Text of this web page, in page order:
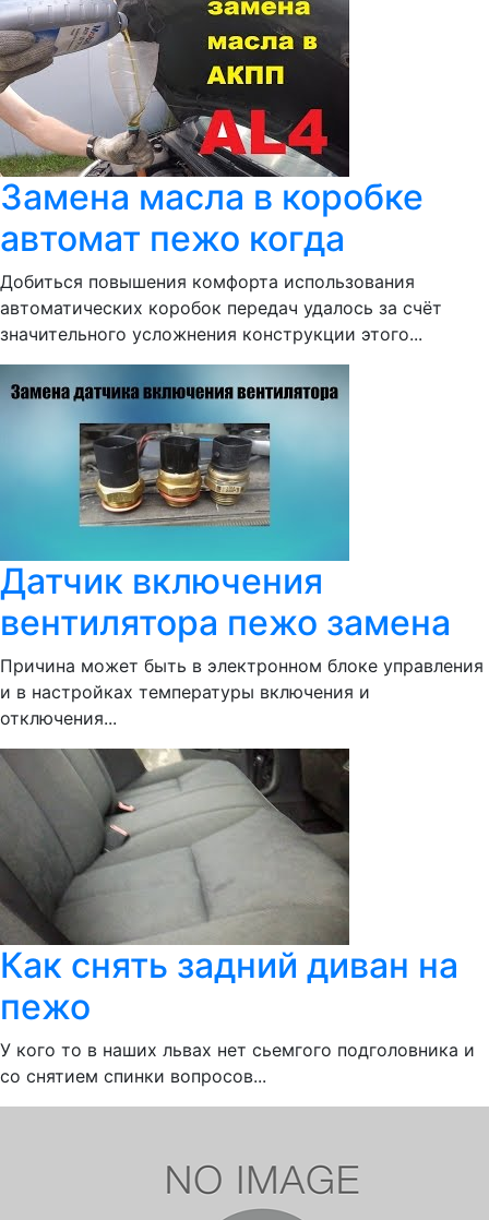
Замена масла в коробке
автомат пежо когда
Добиться повышения комфорта использования
автоматических коробок передач удалось за счёт
значительного усложнения конструкции этого...
Датчик включения
вентилятора пежо замена
Причина может быть в электронном блоке управления
и в настройках температуры включения и
отключения...
Как снять задний диван на
пежо
У кого то в наших львах нет сьемгого подголовника и
со снятием спинки вопросов...